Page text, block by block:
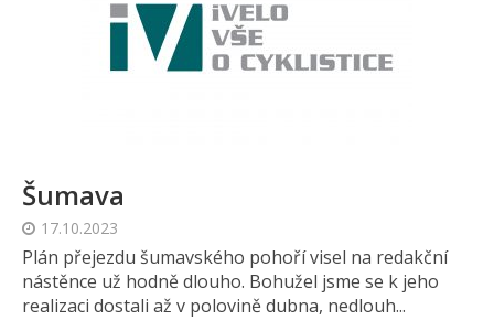
Šumava
17.10.2023
Plán přejezdu šumavského pohoří visel na redakční
nástěnce už hodně dlouho. Bohužel jsme se k jeho
realizaci dostali až v polovině dubna, nedlouh...